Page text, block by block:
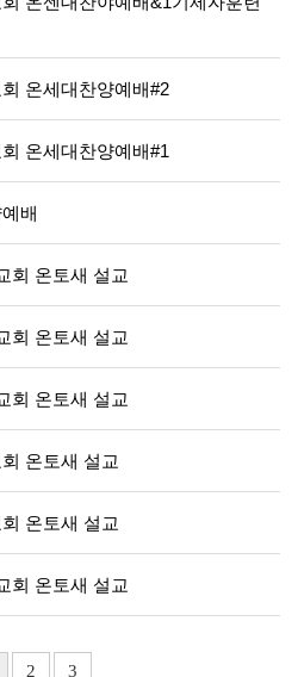
온세대찬양예배#2
온세대찬양예배#1
배
회 온토새 설교
회 온토새 설교
회 온토새 설교
온토새 설교
온토새 설교
회 온토새 설교
2 3